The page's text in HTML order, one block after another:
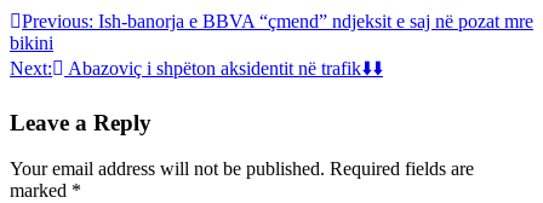
Previous: Ish-banorja e BBVA “çmend” ndjeksit e saj në pozat mre
bikini
Next:
Abazoviç i shpëton aksidentit në trafik⬇️⬇️
Leave a Reply
Your email address will not be published. Required fields are
marked *